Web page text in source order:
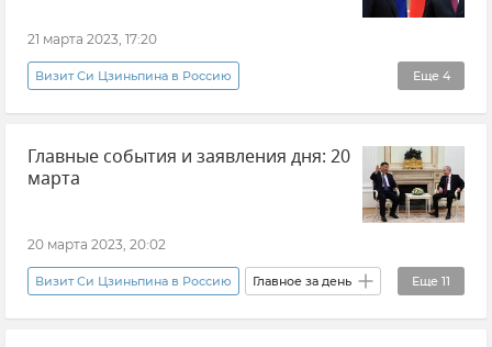
21 марта 2023, 17:20
Еще 4
Визит Си Цзиньпина в Россию
Владимир Путин (политик)
Си Цзиньпин (председатель КНР) Китай
Главные события и заявления дня: 20
марта
20 марта 2023, 20:02
Еще 11
Визит Си Цзиньпина в Россию Главное за день
Новости Новости Крыма